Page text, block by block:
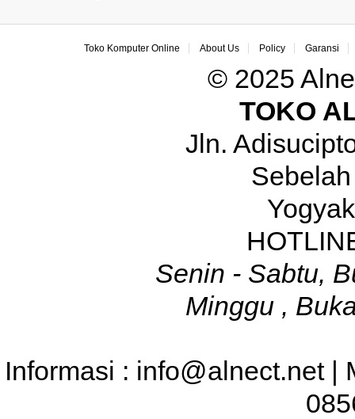
Toko Komputer Online About Us Policy Garansi
© 2025
TOKO
Jln.
Senin - Sabtu,
Minggu ,
Informasi : info@alnect.net |